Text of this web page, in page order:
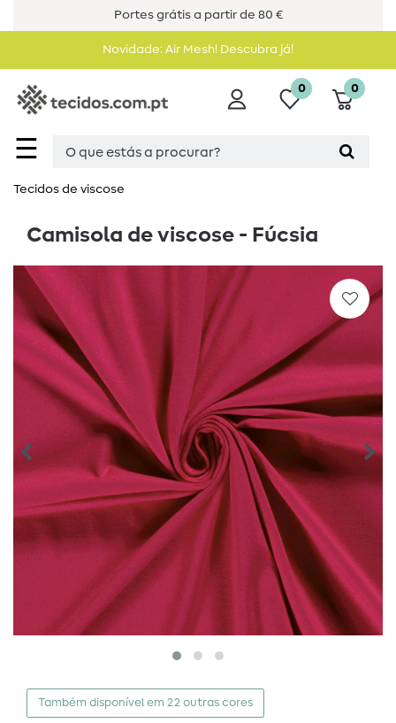
Portes grátis a partir de 80 €
Novidade: Air Mesh! Descubra já!
☰
0 0
Tecidos de viscose
Camisola de viscose - Fúcsia
Também disponível em 22 outras cores